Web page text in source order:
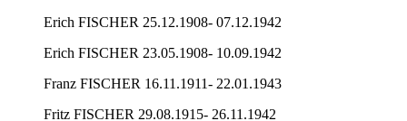
Erich FISCHER 25.12.1908- 07.12.1942
Erich FISCHER 23.05.1908- 10.09.1942
Franz FISCHER 16.11.1911- 22.01.1943
Fritz FISCHER 29.08.1915- 26.11.1942